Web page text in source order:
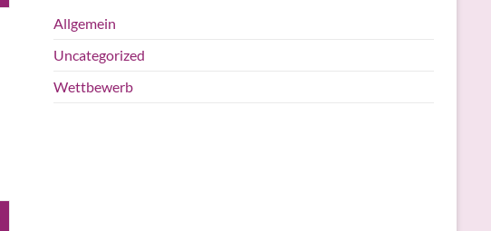
Allgemein
Uncategorized
Wettbewerb